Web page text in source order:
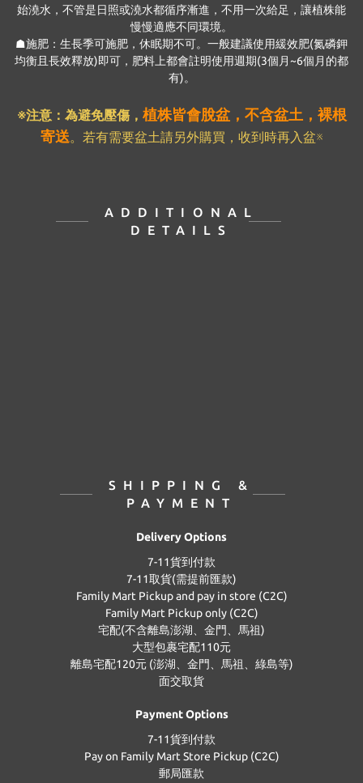
始澆水，不管是日照或澆水都循序漸進，不用一次給足，讓植株能
慢慢適應不同環境。
☗施肥：生長季可施肥，休眠期不可。一般建議使用緩效肥(氮磷鉀
均衡且長效釋放)即可，肥料上都會註明使用週期(3個月~6個月的都
有)。
※注意：為避免壓傷， 植株皆會脫盆，不含盆土，裸根
寄送。若有需要盆土請另外購買，收到時再入盆※
ADDITIONAL
DETAILS
SHIPPING &
PAYMENT
Delivery Options
7-11貨到付款
7-11取貨(需提前匯款)
Family Mart Pickup and pay in store (C2C)
Family Mart Pickup only (C2C)
宅配(不含離島澎湖、金門、馬祖)
大型包裹宅配110元
離島宅配120元 (澎湖、金門、馬祖、綠島等)
面交取貨
Payment Options
7-11貨到付款
Pay on Family Mart Store Pickup (C2C)
郵局匯款